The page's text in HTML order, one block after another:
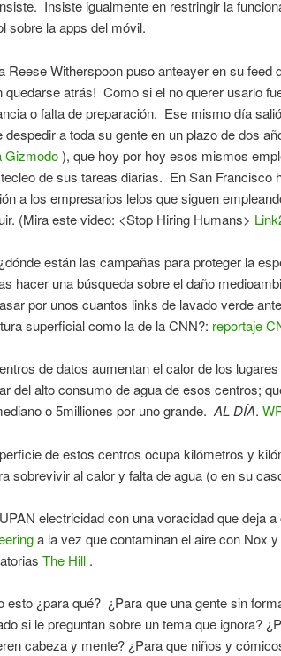
Insiste igualmente en restringir la
sobre la apps del móvil.
Reese Witherspoon puso anteayer en su
quedarse atrás! Como si el no querer usarlo
o falta de preparación. Ese mismo día
despedir a toda su gente en un plazo de dos
Gizmodo), que hoy por hoy esos mismos
de sus tareas diarias. En San Francisco
a los empresarios lelos que siguen
(Mira este video: <Stop Hiring Humans>
están las campañas para proteger la
hacer una búsqueda sobre el daño
por unos cuantos links de lavado verde
superficial como la de la CNN?: reportaje
de datos aumentan el calor de los
del alto consumo de agua de esos centros;
o 5milliones por uno grande.AL DÍA.
de estos centros ocupa kilómetros y
sobrevivir al calor y falta de agua (o en su
electricidad con una voracidad que deja
a la vez que contaminan el aire con Nox
The Hill .
esto ¿para qué? ¿Para que una gente sin
si le preguntan sobre un tema que ignora?
cabeza y mente? ¿Para que niños y